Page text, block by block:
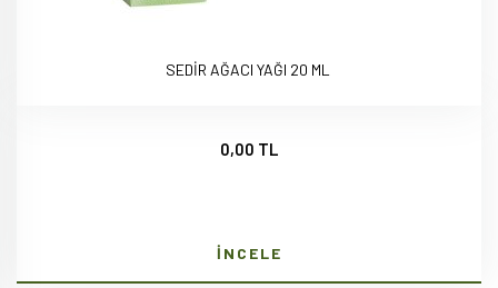
SEDİR AĞACI YAĞI 20 ML
0,00 TL
İNCELE